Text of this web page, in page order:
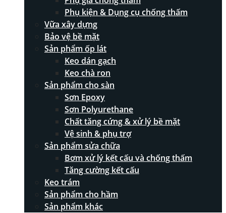
Phụ kiện & Dụng cụ chống thấm
Vữa xây dựng
Bảo vệ bề mặt
Sản phẩm ốp lát
Keo dán gạch
Keo chà ron
Sản phẩm cho sàn
Sơn Epoxy
Sơn Polyurethane
Chất tăng cứng & xử lý bề mặt
Vệ sinh & phụ trợ
Sản phẩm sửa chữa
Bơm xử lý kết cấu và chống thấm
Tăng cường kết cấu
Keo trám
Sản phẩm cho hầm
Sản phẩm khác